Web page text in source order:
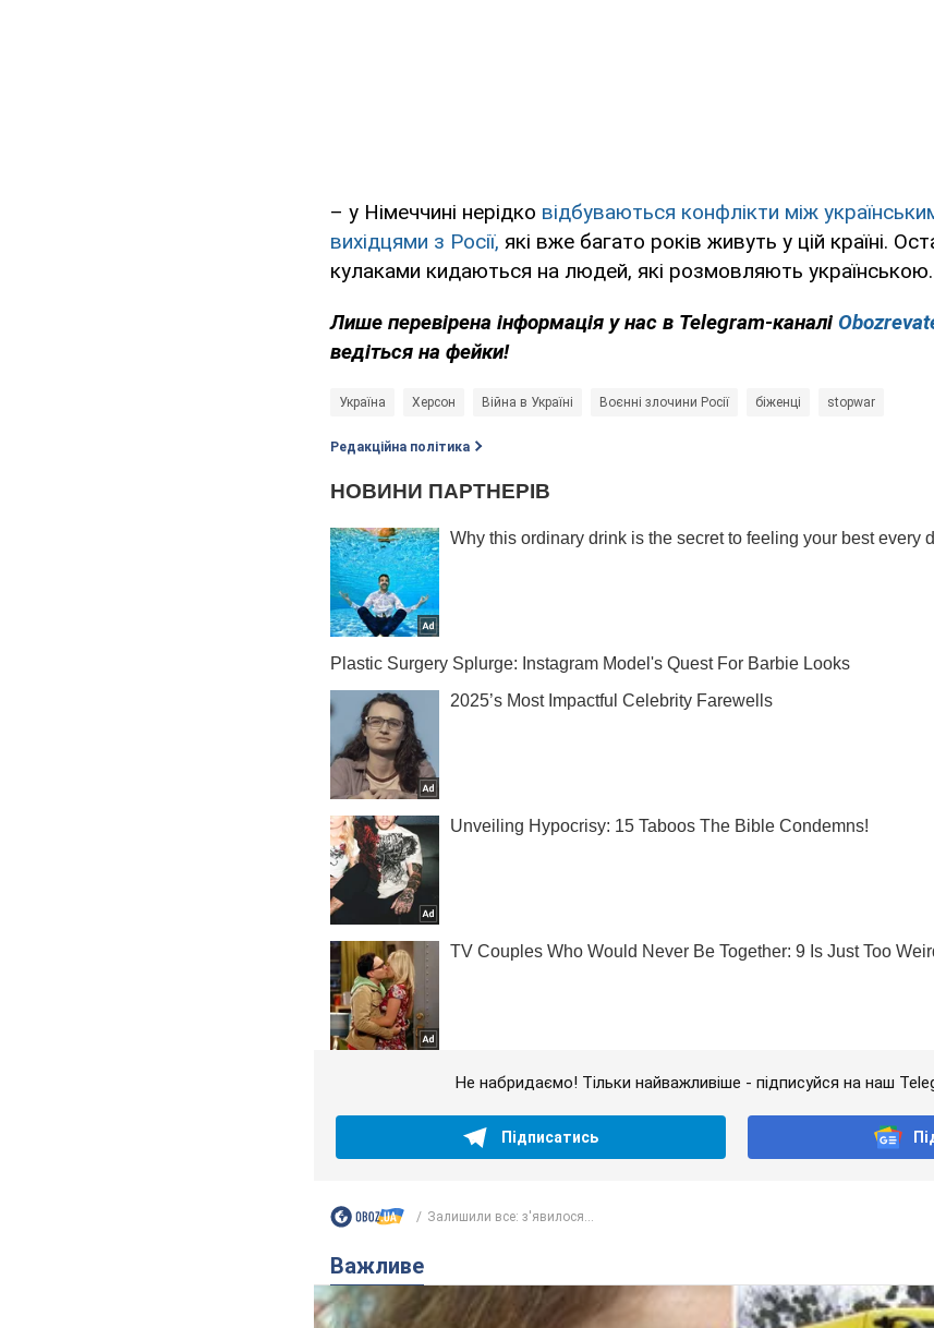
– у Німеччині нерідко відбуваються конфлікти між
вихідцями з Росії, які вже багато років живуть у цій країні.
кулаками кидаються на людей, які розмовляють українською.
Лише перевірена інформація у нас в Telegram-каналі
ведіться на фейки!
Україна Херсон Війна в Україні Воєнні злочини Росії біженці stopwar
Редакційна політика
Не набридаємо! Тільки найважливіше - підписуйся на наш
Підписатись
Залишили все: з'явилося...
Важливе